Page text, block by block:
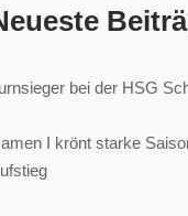
bei der HSG
I krönt starke